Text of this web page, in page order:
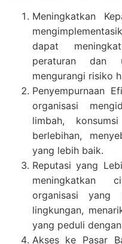
Meningkatkan
dapat
peraturan dan
mengurangi risiko
Penyempurnaan
organisasi
limbah,
berlebihan,
yang lebih baik.
Reputasi yang
meningkatkan
organisasi yang
lingkungan,
yang peduli
Akses ke Pasar